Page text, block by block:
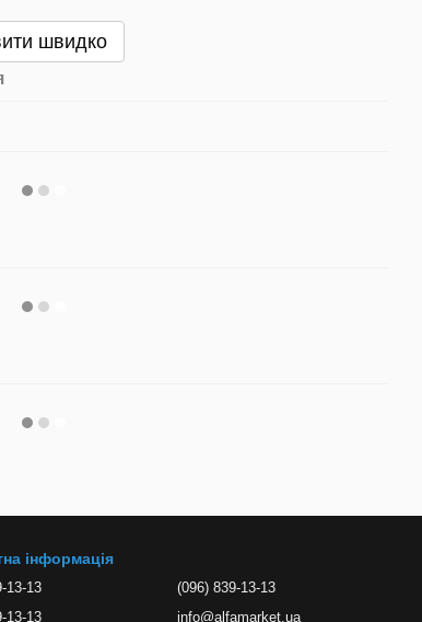
швидко
інформація
13-13
13-13
(096) 839-13-13
info@alfamarket.ua